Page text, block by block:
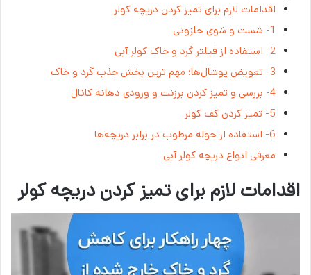
اقدامات لازم برای تمیز کردن دریچه کولر
1- شست‌ و شوی حلزونی
2- استفاده از فیلتر گرد و خاک کولر آبی
3- تعویض پوشال‌ها؛ مهم ترین بخش جذب گرد و خاک
4- بررسی و تمیز کردن برزنت و ورودی دهانه کانال
5- تمیز کردن کف کولر
6- استفاده از حوله مرطوب در برابر دریچه‌ها
معرفی انواع دریچه کولر آبی
اقدامات لازم برای تمیز کردن دریچه کولر